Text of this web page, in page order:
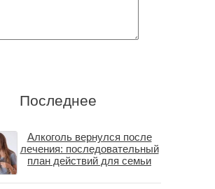
Последнее
Алкоголь вернулся после
лечения: последовательный
план действий для семьи